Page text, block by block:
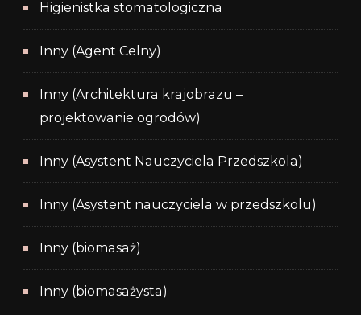
Higienistka stomatologiczna
Inny (Agent Celny)
Inny (Architektura krajobrazu –
projektowanie ogrodów)
Inny (Asystent Nauczyciela Przedszkola)
Inny (Asystent nauczyciela w przedszkolu)
Inny (biomasaż)
Inny (biomasażysta)